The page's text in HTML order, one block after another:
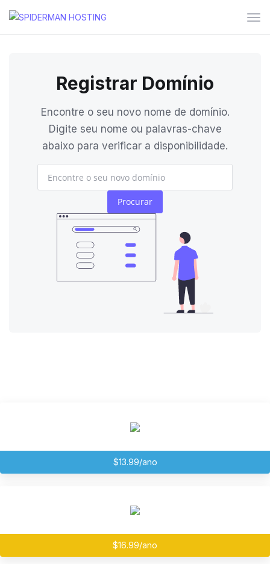
Registrar Domínio
Encontre o seu novo nome de domínio.
Digite seu nome ou palavras-chave
abaixo para verificar a disponibilidade.
Procurar
$13.99/ano
$16.99/ano